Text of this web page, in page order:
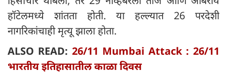
हॉटेलमध्ये शांतता होती. या हल्ल्यात 26 परदेशी
नागरिकांचाही मृत्यू झाला होता.
ALSO READ: 26/11 Mumbai Attack : 26/11
भारतीय इतिहासातील काळा दिवस